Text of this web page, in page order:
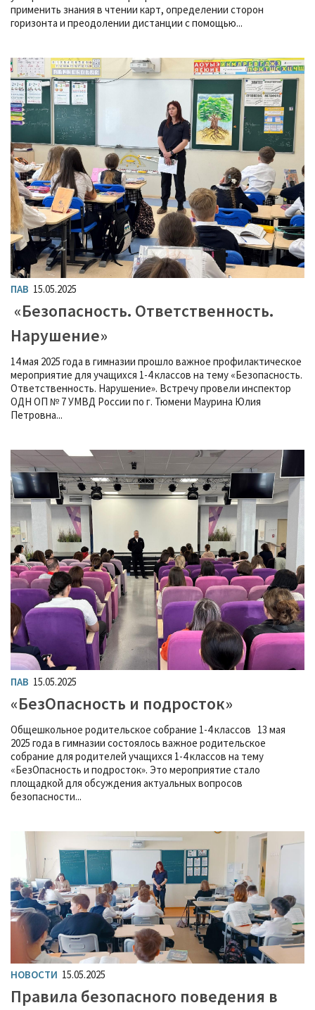
применить знания в чтении карт, определении сторон
горизонта и преодолении дистанции с помощью...
ПАВ 15.05.2025
«Безопасность. Ответственность.
Нарушение»
14 мая 2025 года в гимназии прошло важное профилактическое
мероприятие для учащихся 1-4 классов на тему «Безопасность.
Ответственность. Нарушение». Встречу провели инспектор
ОДН ОП № 7 УМВД России по г. Тюмени Маурина Юлия
Петровна...
ПАВ 15.05.2025
«БезОпасность и подросток»
Общешкольное родительское собрание 1-4 классов 13 мая
2025 года в гимназии состоялось важное родительское
собрание для родителей учащихся 1-4 классов на тему
«БезОпасность и подросток». Это мероприятие стало
площадкой для обсуждения актуальных вопросов
безопасности...
НОВОСТИ 15.05.2025
Правила безопасного поведения в